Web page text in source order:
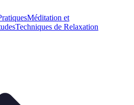
Méditation et
Techniques de Relaxation